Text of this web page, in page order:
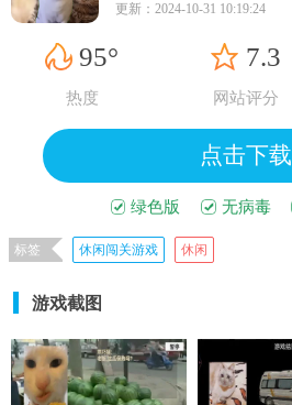
更新： 2024-10-31 10:19:24
95°
热度
7.3
网站评分
点击下载
绿色版 无病毒
标签 休闲闯关游戏 休闲
游戏截图